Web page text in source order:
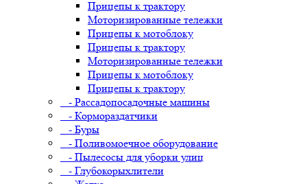
Прицепы к трактору
Моторизированные тележки
Прицепы к мотоблоку
Прицепы к трактору
Моторизированные тележки
Прицепы к мотоблоку
Прицепы к трактору
- Рассадопосадочные машины
- Кормораздатчики
- Буры
- Поливомоечное оборудование
- Пылесосы для уборки улиц
- Глубокорыхлители